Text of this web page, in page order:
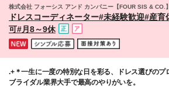
株式会社 フォーシス アンド カンパニー【FOUR SIS & CO.】
ドレスコーディネーター#未経験歓迎#産
可#月8～9休
.+＊一生に一度の特別な日を彩る、ドレス選びのプ
ブライダル業界大手で最高のやりがいを。